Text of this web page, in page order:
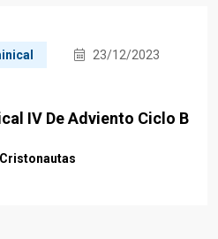
23/12/2023
IV De Adviento Ciclo B
Cristonautas